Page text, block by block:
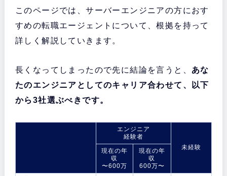
このページでは、サーバーエンジニアの方におす
すめの転職エージェントについて、根拠を持って
詳しく解説していきます。
長くなってしまったので先に結論を言うと、 あな
たのエンジニアとしてのキャリア合わせて、以下
から3社選ぶべきです。
エンジニア
経験者
未経験
現在の年
収
〜600万
現在の年
収
600万〜